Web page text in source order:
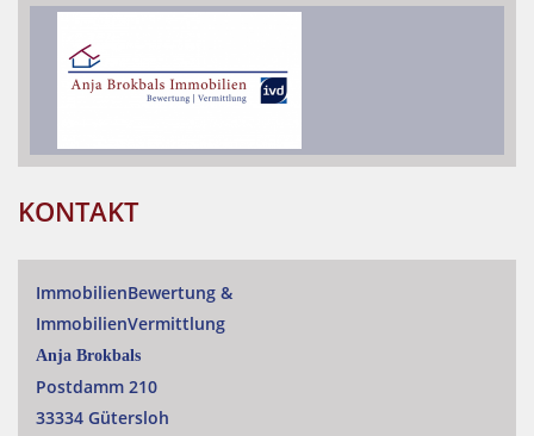
KONTAKT
ImmobilienBewertung &
ImmobilienVermittlung
Anja Brokbals
Postdamm 210
33334 Gütersloh